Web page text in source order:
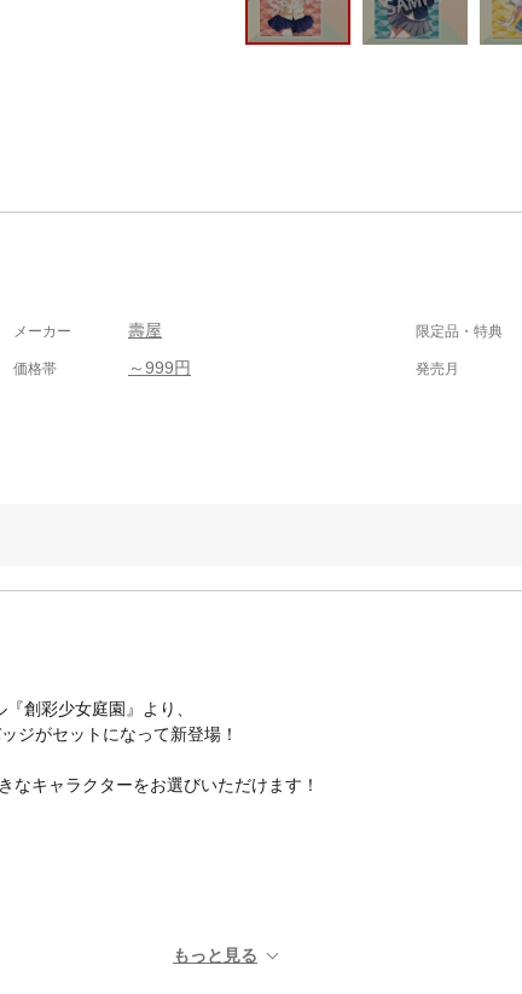
メーカー 壽屋 限定品・特典
価格帯 ～999円 発売月
創彩少女庭園』より、
ジがセットになって新登場！
なキャラクターをお選びいただけます！